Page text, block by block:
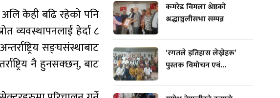
केही बढि रहेको पनि
व्यवस्थापनलाई हेर्दा ८
सङ्घसंस्थाबाट
नै हुनसक्छन्, बाट
कमरेड विमला श्रेष्ठको
श्रद्धाञ्जलीसभा सम्पन्न
‘रगतले इतिहास लेख्नेहरू’
पुस्तक विमोचन एवं...